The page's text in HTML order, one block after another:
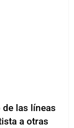
las líneas
a otras